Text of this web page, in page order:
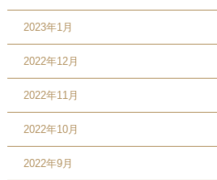
2023年1月
2022年12月
2022年11月
2022年10月
2022年9月